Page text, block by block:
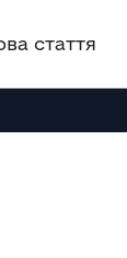
стаття